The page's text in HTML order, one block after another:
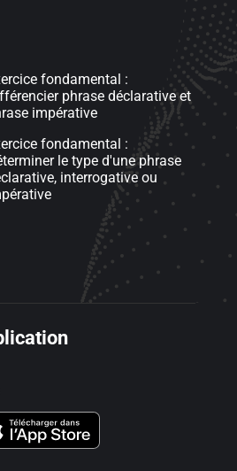
fondamental :
phrase déclarative et
impérative
fondamental :
le type d'une phrase
interrogative ou